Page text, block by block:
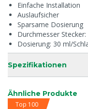
Einfache Installation
Auslaufsicher
Sparsame Dosierung
Durchmesser
Dosierung: 30 ml/
Spezifikationen
Ähnliche Produkte
Top 100